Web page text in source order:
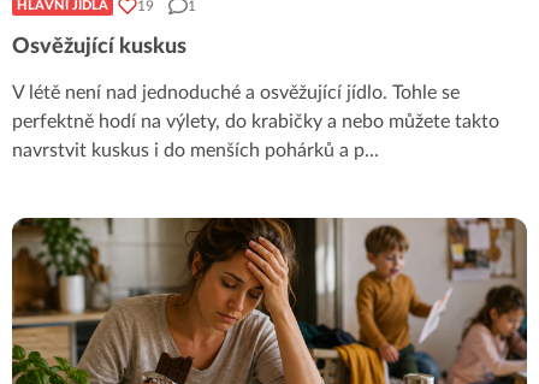
HLAVNÍ JÍDLA 19 1
Osvěžující kuskus
V létě není nad jednoduché a osvěžující jídlo. Tohle se
perfektně hodí na výlety, do krabičky a nebo můžete takto
navrstvit kuskus i do menších pohárků a p...